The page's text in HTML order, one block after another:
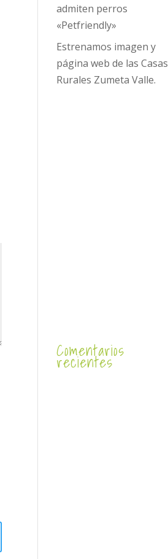
admiten perros
«Petfriendly»
Estrenamos imagen y
página web de las Casas
Rurales Zumeta Valle.
Comentarios
recientes